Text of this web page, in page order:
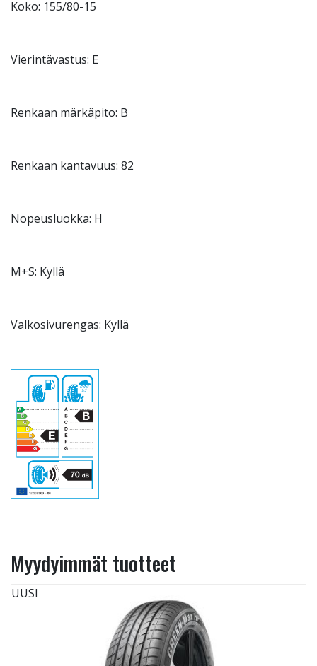
Koko: 155/80-15
Vierintävastus: E
Renkaan märkäpito: B
Renkaan kantavuus: 82
Nopeusluokka: H
M+S: Kyllä
Valkosivurengas: Kyllä
Myydyimmät tuotteet
UUSI